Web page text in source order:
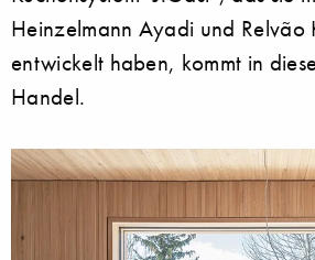
Heinzelmann Ayadi und Relvão
entwickelt haben, kommt in
Handel.